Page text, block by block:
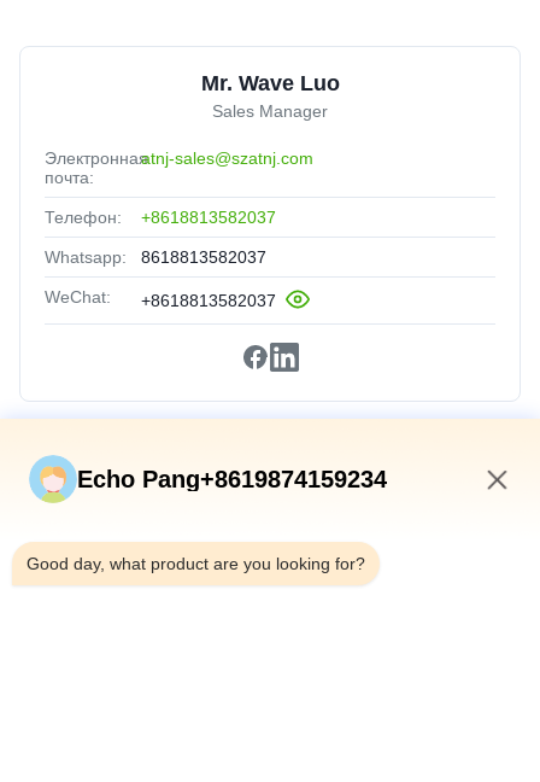
Mr. Wave Luo
Sales Manager
Электронная
почта:
atnj-sales@szatnj.com
Телефон: +8618813582037
Whatsapp: 8618813582037
WeChat: +8618813582037
Быстрые Связи
Продукты
О Нас
Echo Pang+8619874159234
Good day, what product are you looking for?